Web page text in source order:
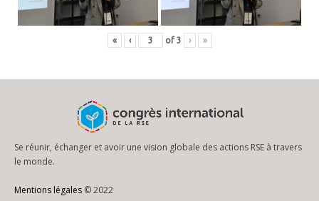
« ‹ of 3 › »
Se réunir, échanger et avoir une vision globale des actions RSE à travers
le monde.
Mentions légales © 2022